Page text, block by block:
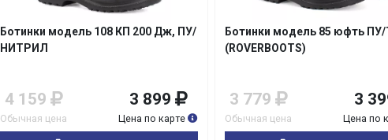
Ботинки модель 108 КП 200 Дж, ПУ/
НИТРИЛ
4 159
Обычная цена
3 899
Цена по карте
Ботинки модель 85 юфть
(ROVERBOOTS)
3 779
Обычная цена
3
Цена по